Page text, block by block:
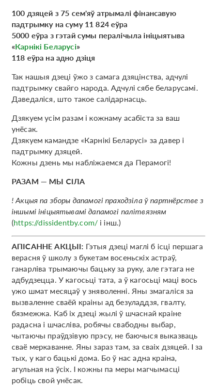
100 дзяцей з 75 сем'яў атрымалі фінансавую
падтрымку на суму 11 824 еўра
5000 еўра з гэтай сумы пералічыла ініцыятыва
«Карнікі Беларусі»
118 еўра на адно дзіця
Так нашыя дзеці ўжо з самага дзяцінства, адчулі
падтрымку свайго народа. Адчулі сябе беларусамі.
Даведаліся, што такое салідарнасць.
Дзякуем усім разам і кожнаму асабіста за ваш
унёсак.
Дзякуем камандзе «Карнікі Беларусі» за давер і
падтрымку дзяцей.
Кожны дзень мы набліжаемся да Перамогі!
РАЗАМ — МЫ СІЛА
! Акцыя па зборы дапамогі праходзіла ў партнёрстве з
іншымі ініцыятывамі дапамогі палітвязням
(https://dissidentby.com/ і інш.)
АПІСАННЕ АКЦЫІ: Гэтыя дзеці маглі б ісці першага
верасня ў школу з букетам восеньскіх астраў,
ганарліва трымаючы бацьку за руку, але гэтага не
адбудзецца. У кагосьці тата, а ў кагосьці маці вось
ужо шмат месяцаў у зняволенні. Яны змагаліся за
вызваленне сваёй краіны ад безуладдзя, гвалту,
бязмежжа. Каб іх дзеці жылі ў шчаснай краіне
радасна і шчасліва, робячы свабодны выбар,
чытаючы праўдзівую прэсу, не баючыся выказваць
сваё меркаванне. Яны зараз там, за сваіх дзяцей. І за
тых, у каго бацькі дома. Бо ў нас адна краіна,
агульная на ўсіх. І кожны па меры магчымасці
робіць свой унёсак.